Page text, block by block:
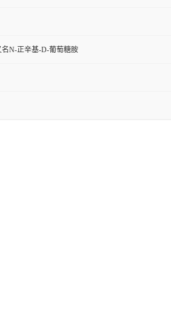
N-正辛基-D-葡萄糖胺